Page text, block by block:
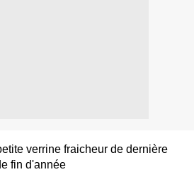
verrine fraicheur de dernière
fin d'année